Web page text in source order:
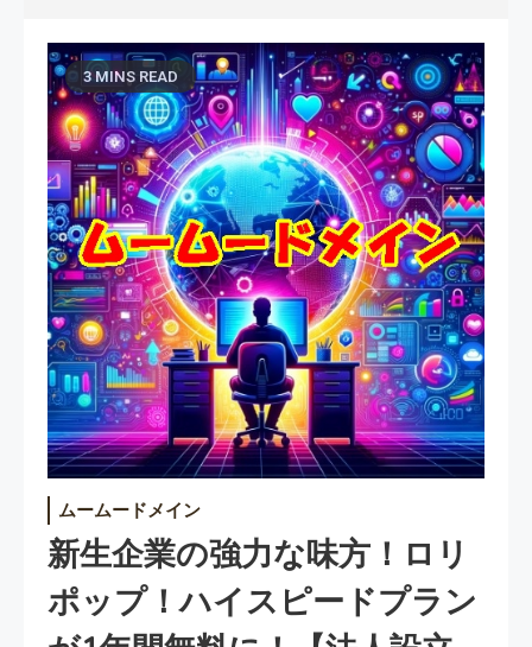
3 MINS READ
ムームードメイン
新生企業の強力な味方！ロリ
ポップ！ハイスピードプラン